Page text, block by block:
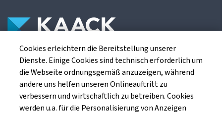
Die Kaack Terminhandel GmbH ist ein
Finanzdienstleistungsinstitut für die europäischen
Agrarterminbörsen.
Cookies erleichtern die Bereitstellung unserer
Dienste. Einige Cookies sind technisch erforderlich um
die Webseite ordnungsgemäß anzuzeigen, während
andere uns helfen unseren Onlineauftritt zu
verbessern und wirtschaftlich zu betreiben. Cookies
werden u.a. für die Personalisierung von Anzeigen